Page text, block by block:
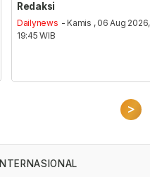
Redaksi
Dailynews - Kamis , 06 Aug 2026,
19:45 WIB
>
INTERNASIONAL